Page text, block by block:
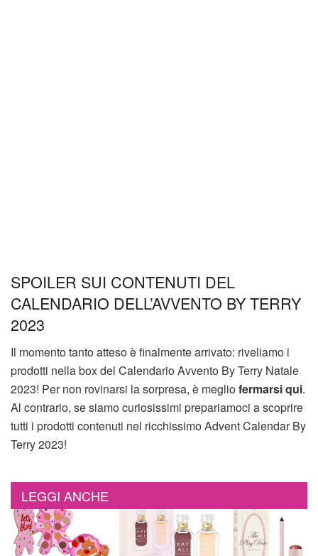
SPOILER SUI CONTENUTI DEL
CALENDARIO DELL’AVVENTO BY TERRY
2023
Il momento tanto atteso è finalmente arrivato: riveliamo i
prodotti nella box del Calendario Avvento By Terry Natale
2023! Per non rovinarsi la sorpresa, è megliofermarsi qui.
Al contrario, se siamo curiosissimi prepariamoci a scoprire
tutti i prodotti contenuti nel ricchissimo Advent Calendar By
Terry 2023!
LEGGI ANCHE